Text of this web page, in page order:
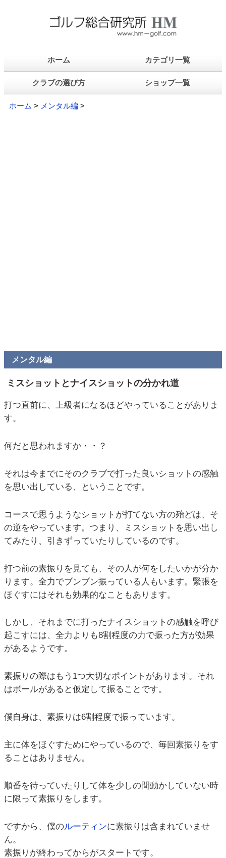
ホーム カテゴリ一覧
クラブの選び方 ショップ一覧
ホーム > メンタル編 >
メンタル編
ミスショットとナイスショットの分かれ道
打つ直前に、上級者になるほどやっていることがありま
す。
何だと思われますか・・？
それは今までにそのクラブで打った良いショットの感触
を思い出している、ということです。
コースで思うようなショットが打てない方の殆どは、そ
の逆をやっています。つまり、ミスショットを思い出し
てみたり、引きずっていたりしているのです。
打つ前の素振りを見ても、その人が何をしたいかが分か
ります。全力でブンブン振っている人もいます。緊張を
ほぐすにはそれも効果的なこともあります。
しかし、それまでに打ったナイスショットの感触を呼び
起こすには、全力よりも8割程度の力で振った方が効果
があるようです。
素振りの際はもう1つ大切なポイントがあります。それ
はボールがあると仮定して振ることです。
僕自身は、素振りは6割程度で振っています。
主に体をほぐすためにやっているので、毎回素振りをす
ることはありません。
順番を待っていたりして体を少しの間動かしていない時
に限って素振りをします。
ですから、僕のルーティンに素振りは含まれていませ
ん。
素振りが終わってからがスタートです。